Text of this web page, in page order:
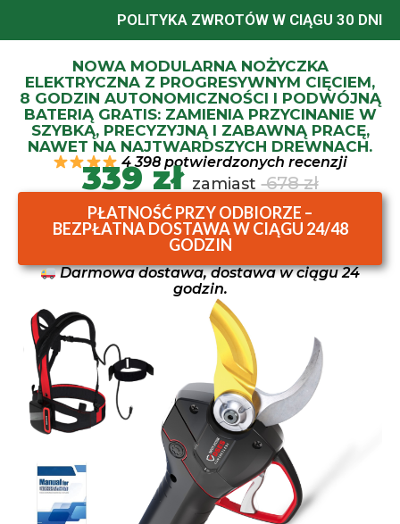
POLITYKA ZWROTÓW W CIĄGU 30 DNI
NOWA MODULARNA NOŻYCZKA
ELEKTRYCZNA Z PROGRESYWNYM CIĘCIEM,
8 GODZIN AUTONOMICZNOŚCI I PODWÓJNĄ
BATERIĄ GRATIS: ZAMIENIA PRZYCINANIE W
SZYBKĄ, PRECYZYJNĄ I ZABAWNĄ PRACĘ,
NAWET NA NAJTWARDSZYCH DREWNACH.
4 398 potwierdzonych recenzji
339 zł zamiast 678 zł
PŁATNOŚĆ PRZY ODBIORZE –
BEZPŁATNA DOSTAWA W CIĄGU 24/48
GODZIN
Darmowa dostawa, dostawa w ciągu 24
godzin.